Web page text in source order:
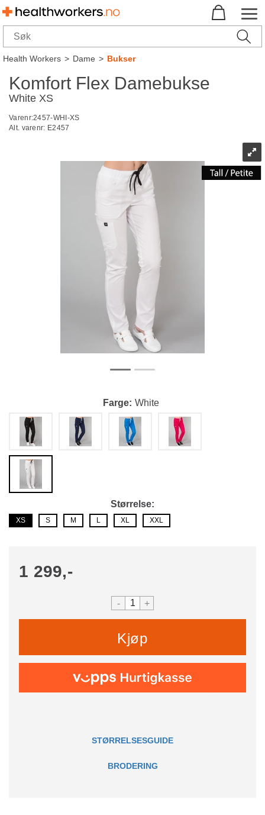
Health Workers>Dame>Bukser
Komfort Flex Damebukse
White XS
Varenr:2457-WHI-XS
Alt. varenr: E2457
Farge White
Størrelse
XS S M L XL XXL
1 299,-
- +
Kjøp
STØRRELSESGUIDE
BRODERING